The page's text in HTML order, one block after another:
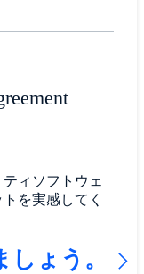
ィソフトウェ
を実感してく
ょう。